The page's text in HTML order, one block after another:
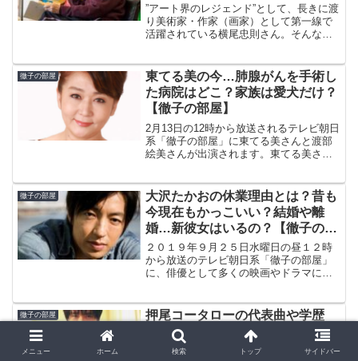
”アート界のレジェンド”として、長きに渡
り美術家・作家（画家）として第一線で
活躍されている横尾忠則さん。そんな横
こで、今回は美術家・作家（画家）の横
尾忠則さんをピックア...
徹子の部屋
東てる美の今…肺腺がんを手術し
た病院はどこ？家族は愛犬だけ？
【徹子の部屋】
2月13日の12時から放送されるテレビ朝日
系「徹子の部屋」に東てる美さんと渡部
絵美さんが出演されます。東てる美さん
うです。離婚された東てる美さんの家族
は愛犬だけ？また、...
徹子の部屋
大沢たかおの休業理由とは？昔も
今現在もかっこいい？結婚や離
婚…新彼女はいるの？【徹子の部
屋】
２０１９年９月２５日水曜日の昼１２時
から放送のテレビ朝日系「徹子の部屋」
に、俳優として多くの映画やドラマに出
にわたる俳優休業、出演ミュージカルの
秘話などを語る 『徹...
徹子の部屋
押尾コータローの代表曲や学歴
は？使用ギターやすごい理由は？
妻や息子はいる？
メニュー ホーム 検索 トップ サイドバー